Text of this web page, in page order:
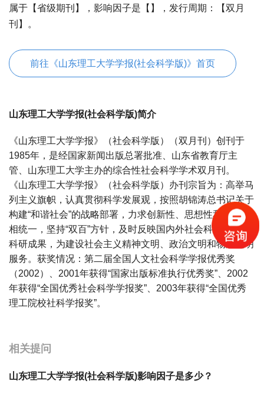
属于【省级期刊】，影响因子是【】，发行周期：【双月
刊】。
前往《山东理工大学学报(社会科学版)》首页
山东理工大学学报(社会科学版)简介
《山东理工大学学报》（社会科学版）（双月刊）创刊于
1985年，是经国家新闻出版总署批准、山东省教育厅主
管、山东理工大学主办的综合性社会科学学术双月刊。
《山东理工大学学报》（社会科学版）办刊宗旨为：高举马
列主义旗帜，认真贯彻科学发展观，按照胡锦涛总书记关于
构建“和谐社会”的战略部署，力求创新性、思想性和科学性
相统一，坚持“双百”方针，及时反映国内外社会科学的最新
科研成果，为建设社会主义精神文明、政治文明和物质文明
服务。获奖情况：第二届全国人文社会科学学报优秀奖
（2002）、2001年获得“国家出版标准执行优秀奖”、2002
年获得“全国优秀社会科学学报奖”、2003年获得“全国优秀
理工院校社科学报奖”。
相关提问
山东理工大学学报(社会科学版)影响因子是多少？